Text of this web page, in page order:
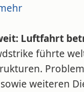
Luftfahrt
führte
weiteren